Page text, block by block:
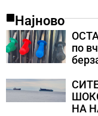
Најново
по
НА